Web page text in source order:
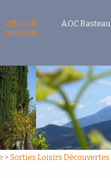
Office de
tourisme
A.O.C Rasteau
>Sorties Loisirs Découvertes